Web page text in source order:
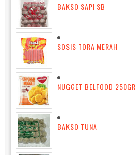
BAKSO SAPI SB
SOSIS TORA MERAH
NUGGET BELFOOD 250GR
BAKSO TUNA